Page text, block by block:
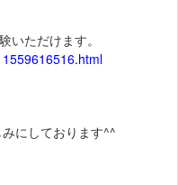
いただけます。
にしております^^